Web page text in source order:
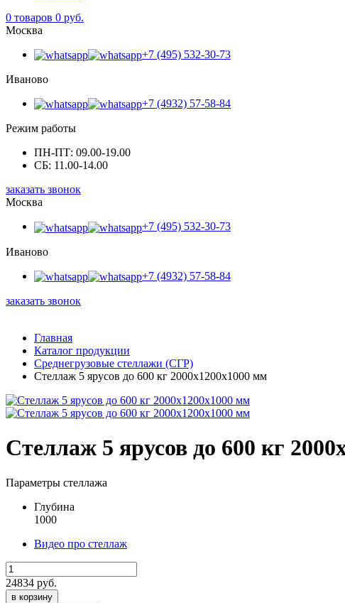
0 товаров 0 руб.
Москва
+7 (495) 532-30-73
Иваново
+7 (4932) 57-58-84
Режим работы
ПН-ПТ: 09.00-19.00
СБ: 11.00-14.00
заказать звонок
Москва
+7 (495) 532-30-73
Иваново
+7 (4932) 57-58-84
заказать звонок
Главная
Каталог продукции
Среднегрузовые стеллажи (СГР)
Стеллаж 5 ярусов до 600 кг 2000х1200х1000 мм
Стеллаж 5 ярусов до 600 кг
Параметры стеллажа
Глубина
1000
Видео про стеллаж
24834 руб.
в корзину